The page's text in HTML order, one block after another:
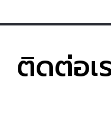
ติดต่อเ